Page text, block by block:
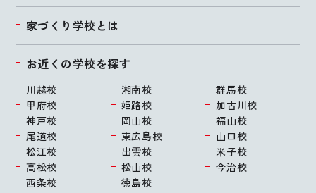
家づくり学校とは
お近くの学校を探す
川越校 湘南校
群馬校
甲府校
姫路校
加古川校
神戸校
岡山校
福山校
尾道校
東広島校
山口校
松江校
出雲校
米子校
高松校
松山校
今治校
西条校
徳島校